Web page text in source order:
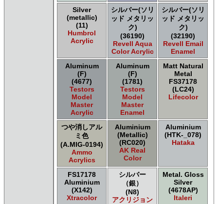
Silver
(metallic)
(11)
Humbrol
Acrylic
シルバー(ソリ
ッド メタリッ
ク)
(36190)
Revell Aqua
Color Acrylic
シルバー(ソリ
ッド メタリッ
ク)
(32190)
Revell Email
Enamel
Aluminum
(F)
(4677)
Testors
Model
Master
Acrylic
Aluminum
(F)
(1781)
Testors
Model
Master
Enamel
Matt Natural
Metal
FS37178
(LC24)
Lifecolor
つや消しアル
ミ色
(A.MIG-0194)
Ammo
Acrylics
Aluminium
(Metallic)
(RC020)
AK Real
Color
Aluminium
(HTK-_078)
Hataka
FS17178
Aluminium
(X142)
Xtracolor
シルバー
（銀）
(N8)
アクリジョン
Metal. Gloss
Silver
(4678AP)
Italeri